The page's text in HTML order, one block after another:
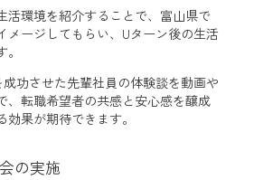
活環境を紹介することで、富山県で
メージしてもらい、Uターン後の生活
。
功させた先輩社員の体験談を動画や
、転職希望者の共感と安心感を醸成
効果が期待できます。
の実施